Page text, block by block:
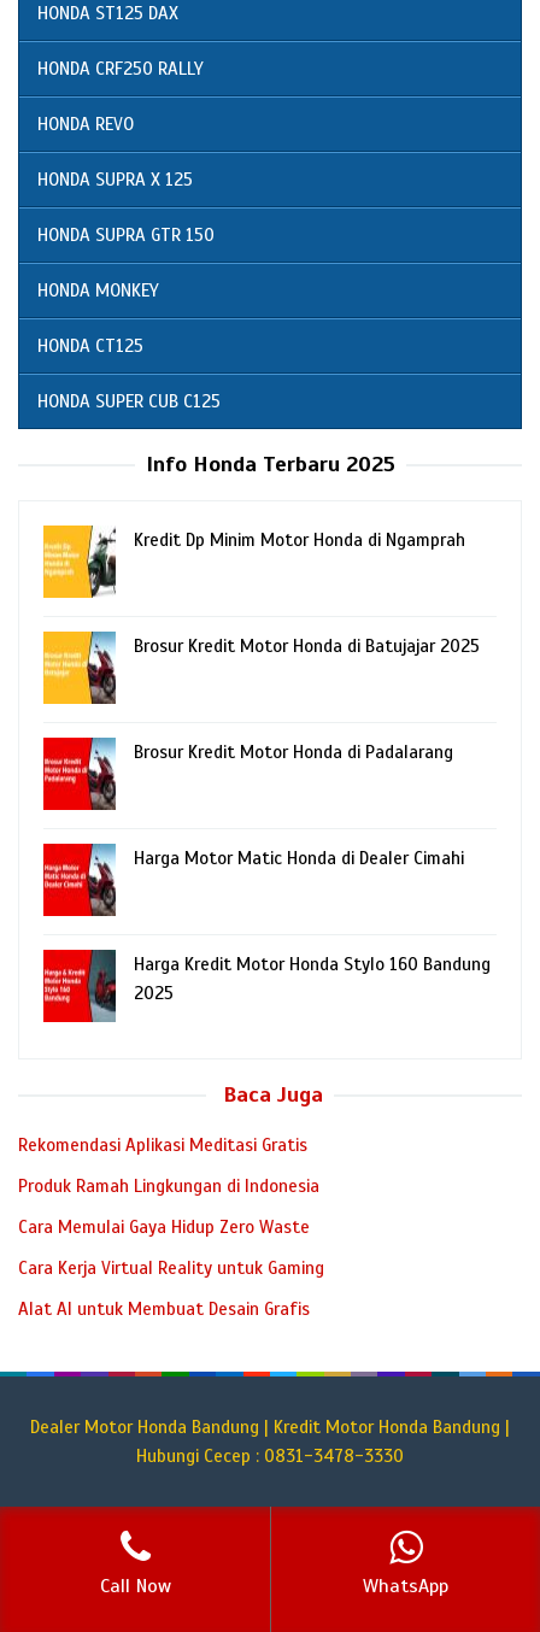
HONDA ST125 DAX
HONDA CRF250 RALLY
HONDA REVO
HONDA SUPRA X 125
HONDA SUPRA GTR 150
HONDA MONKEY
HONDA CT125
HONDA SUPER CUB C125
Info Honda Terbaru 2025
Kredit Dp Minim Motor Honda di Ngamprah
Brosur Kredit Motor Honda di Batujajar 2025
Brosur Kredit Motor Honda di Padalarang
Harga Motor Matic Honda di Dealer Cimahi
Harga Kredit Motor Honda Stylo 160 Bandung
2025
Baca Juga
Rekomendasi Aplikasi Meditasi Gratis
Produk Ramah Lingkungan di Indonesia
Cara Memulai Gaya Hidup Zero Waste
Cara Kerja Virtual Reality untuk Gaming
Alat AI untuk Membuat Desain Grafis
Dealer Motor Honda Bandung | Kredit Motor Honda Bandung |
Hubungi Cecep : 0831-3478-3330
Call Now WhatsApp